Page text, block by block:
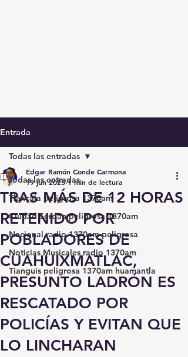
Entrada
Todas las entradas
Tlaxcala peligrosa 1370am
Ciudad Serdán peligrosa 1370am
Nacional radio 1370am peligrosa
Noticias Musicales radio 1370am
Tianguis peligrosa 1370am huamantla
Todas las entradas
TRAS MÁS DE 12 HORAS
RETENIDO POR
POBLADORES DE
CUAHUIXMATLAC,
PRESUNTO LADRÓN ES
RESCATADO POR
POLICÍAS Y EVITAN QUE
LO LINCHARAN
Edgar Ramón Conde Carmona
19 jun 2025 1 min de lectura